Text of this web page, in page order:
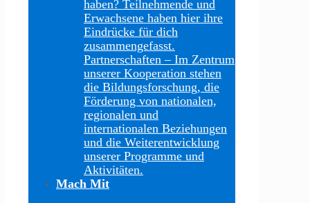
haben? Teilnehmende und
Erwachsene haben hier ihre
Eindrücke für dich
zusammengefasst.
Partnerschaften – Im Zentrum
unserer Kooperation stehen
die Bildungsforschung, die
Förderung von nationalen,
regionalen und
internationalen Beziehungen
und die Weiterentwicklung
unserer Programme und
Aktivitäten.
Mach Mit